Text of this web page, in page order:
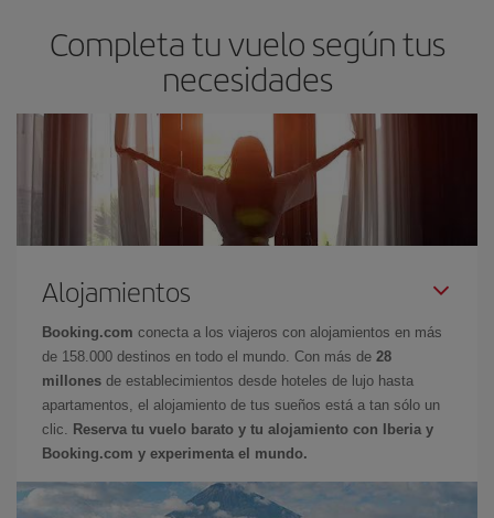
Completa tu vuelo según tus
necesidades
Alojamientos
Booking.com conecta a los viajeros con alojamientos en más
de 158.000 destinos en todo el mundo. Con más de 28
millones de establecimientos desde hoteles de lujo hasta
apartamentos, el alojamiento de tus sueños está a tan sólo un
clic.
Reserva tu vuelo barato y tu alojamiento con Iberia y
Booking.com y experimenta el mundo.